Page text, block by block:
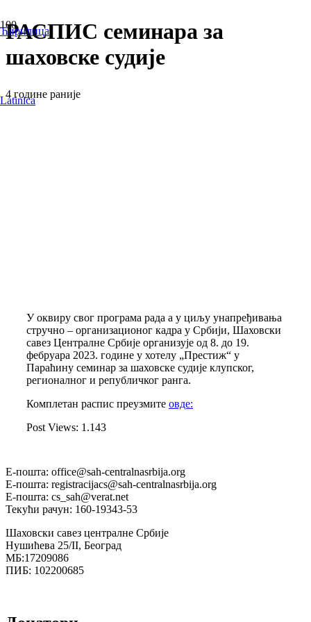
Ћирилица
Latinica
РАСПИС семинара за
шаховске судије
4 године раније
У оквиру свог програма рада а у циљу унапређивања
стручно – организационог кадра у Србији, Шаховски
савез Централне Србије организује од 8. до 19.
фебруара 2023. године у хотелу „Престиж“ у
Параћину семинар за шаховске судије клупског,
регионалног и републичког ранга.
Комплетан распис преузмите овде:
Post Views: 1.143
Е-пошта: office@sah-centralnasrbija.org
Е-пошта: registracijacs@sah-centralnasrbija.org
Е-пошта: cs_sah@verat.net
Текући рачун: 160-19343-53
Шаховски савез централне Србије
Нушићева 25/II, Београд
МБ:17209086
ПИБ: 102200685